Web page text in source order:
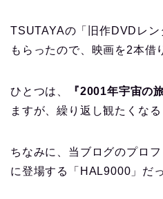
TSUTAYAの「旧作DVDレ
もらったので、映画を2本借
ひとつは、 『2001年宇宙の旅
ますが、繰り返し観たくな
ちなみに、当ブログのプロ
に登場する「HAL9000」だ